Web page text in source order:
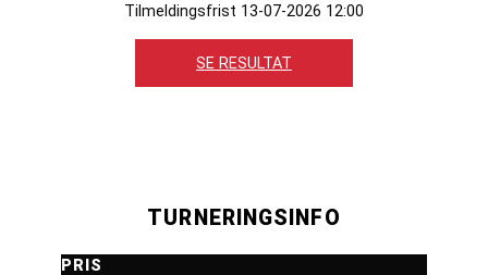
Tilmeldingsfrist 13-07-2026 12:00
SE RESULTAT
TURNERINGSINFO
PRIS